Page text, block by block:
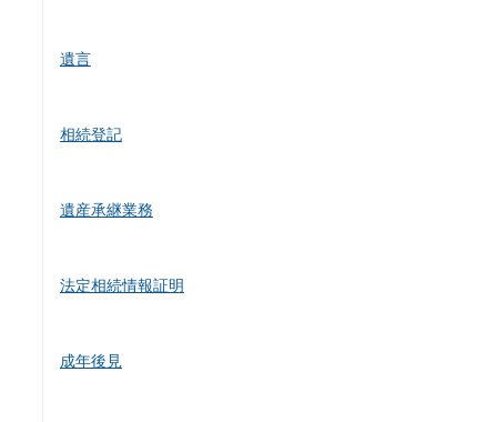
遺言
相続登記
遺産承継業務
法定相続情報証明
成年後見